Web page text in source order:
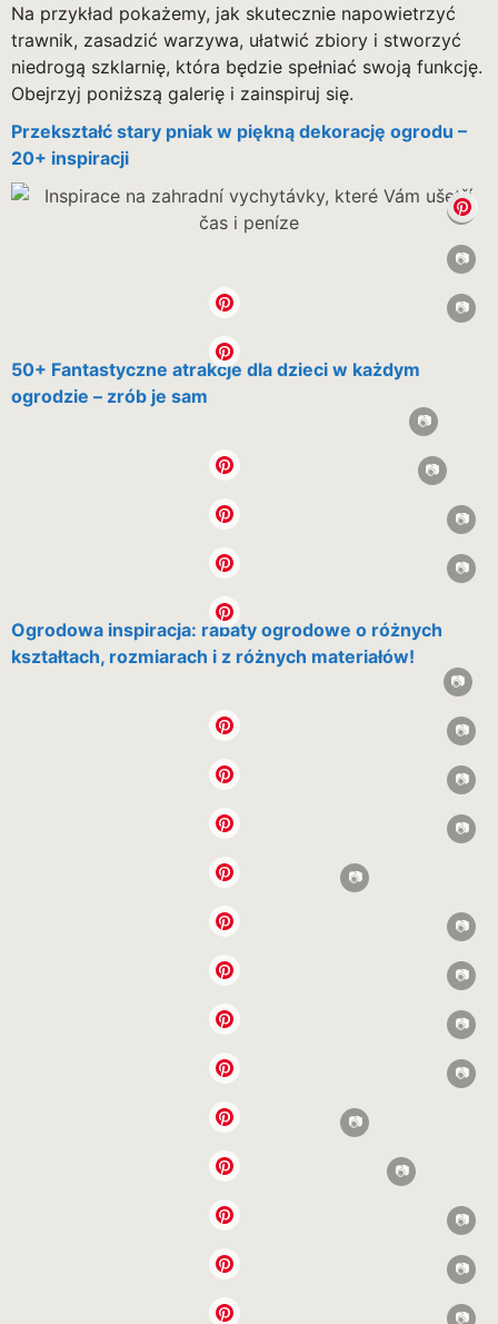
Na przykład pokażemy, jak skutecznie napowietrzyć
trawnik, zasadzić warzywa, ułatwić zbiory i stworzyć
niedrogą szklarnię, która będzie spełniać swoją funkcję.
Obejrzyj poniższą galerię i zainspiruj się.
Przekształć stary pniak w piękną dekorację ogrodu –
20+ inspiracji
50+ Fantastyczne atrakcje dla dzieci w każdym
ogrodzie – zrób je sam
Ogrodowa inspiracja: rabaty ogrodowe o różnych
kształtach, rozmiarach i z różnych materiałów!